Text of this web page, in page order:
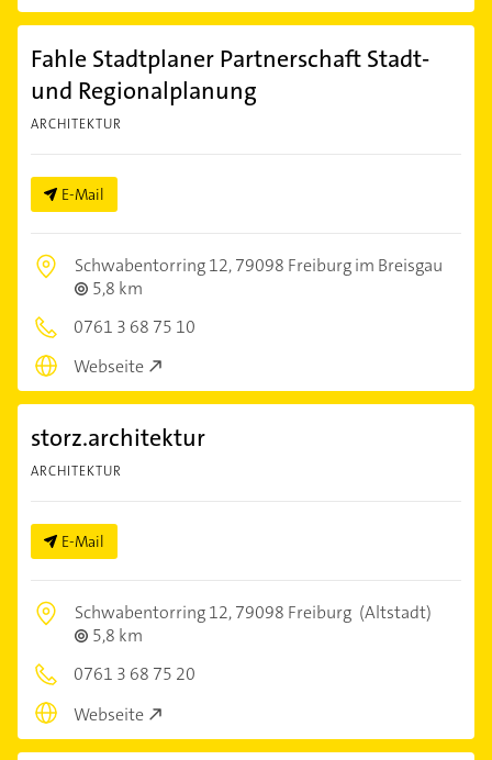
Fahle Stadtplaner Partnerschaft Stadt-
und Regionalplanung
ARCHITEKTUR
E-Mail
Schwabentorring 12,79098 Freiburg im Breisgau
5,8 km
0761 3 68 75 10
Webseite
storz.architektur
ARCHITEKTUR
E-Mail
Schwabentorring 12,79098 Freiburg (Altstadt)
5,8 km
0761 3 68 75 20
Webseite